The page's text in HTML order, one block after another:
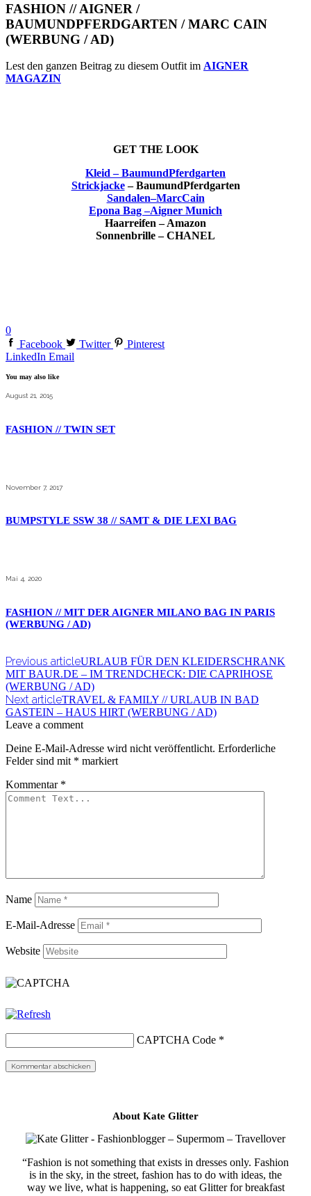
FASHION // AIGNER /
BAUMUNDPFERDGARTEN / MARC CAIN
(WERBUNG / AD)
Lest den ganzen Beitrag zu diesem Outfit im AIGNER
MAGAZIN
GET THE LOOK
Kleid – BaumundPferdgarten
Strickjacke– BaumundPferdgarten
Sandalen–MarcCain
Epona Bag –Aigner Munich
Haarreifen – Amazon
Sonnenbrille – CHANEL
0
Facebook
Twitter
Pinterest
LinkedIn Email
You may also like
August 21, 2015
FASHION // TWIN SET
November 7, 2017
BUMPSTYLE SSW 38 // SAMT & DIE LEXI BAG
Mai 4, 2020
FASHION // MIT DER AIGNER MILANO BAG IN PARIS
(WERBUNG / AD)
Previous articleURLAUB FÜR DEN KLEIDERSCHRANK
MIT BAUR.DE – IM TRENDCHECK: DIE CAPRIHOSE
(WERBUNG / AD)
Next articleTRAVEL & FAMILY // URLAUB IN BAD
GASTEIN – HAUS HIRT (WERBUNG / AD)
Leave a comment
Deine E-Mail-Adresse wird nicht veröffentlicht. Erforderliche
Felder sind mit * markiert
Kommentar *
Name
E-Mail-Adresse
Website
CAPTCHA Code *
About Kate Glitter
“Fashion is not something that exists in dresses only. Fashion
is in the sky, in the street, fashion has to do with ideas, the
way we live, what is happening, so eat Glitter for breakfast